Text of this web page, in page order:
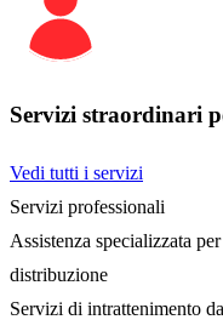
Servizi straordinari
Vedi tutti i servizi
Servizi professionali
Assistenza specializzata
distribuzione
Servizi di intrattenimento